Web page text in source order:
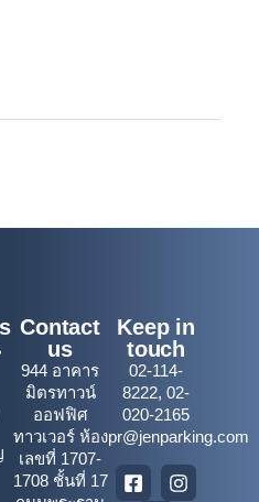
Contact
us
944 อาคาร
มิตรทาวน์
ออฟฟิศ
ทาวเวอร์ ห้อง
เลขที่ 1707-
1708 ชั้นที่ 17
Keep in
touch
02-114-
8222, 02-
020-2165
pr@jenparking.com